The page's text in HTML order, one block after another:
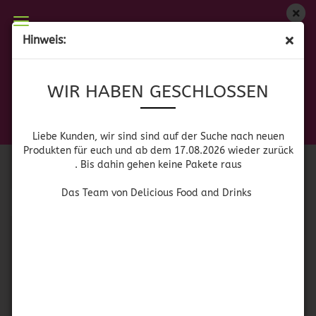
Hinweis:
WIR HABEN GESCHLOSSEN
Liebe Kunden, wir sind sind auf der Suche nach neuen
Produkten für euch und ab dem 17.08.2026 wieder zurück
. Bis dahin gehen keine Pakete raus
Das Team von Delicious Food and Drinks
WIR HABEN GESCHLOSSEN
Produkten für euch und wieder ab dem 17.08.2026
Das Team von Delicious Food and Drinks
Sortieren nach
Sortieren nach Alle Hersteller
pro Seite
64 pro Seite